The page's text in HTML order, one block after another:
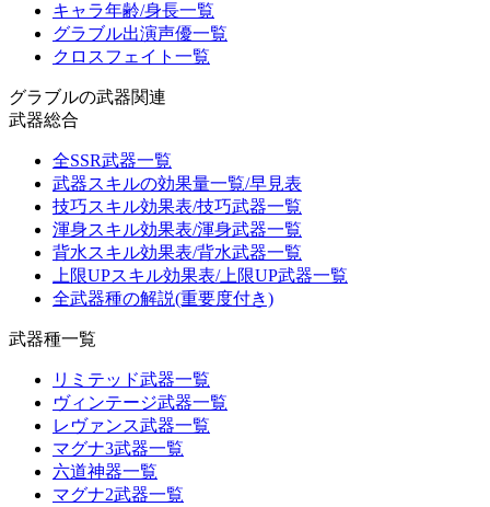
キャラ年齢/身長一覧
グラブル出演声優一覧
クロスフェイト一覧
グラブルの武器関連
武器総合
全SSR武器一覧
武器スキルの効果量一覧/早見表
技巧スキル効果表/技巧武器一覧
渾身スキル効果表/渾身武器一覧
背水スキル効果表/背水武器一覧
上限UPスキル効果表/上限UP武器一覧
全武器種の解説(重要度付き)
武器種一覧
リミテッド武器一覧
ヴィンテージ武器一覧
レヴァンス武器一覧
マグナ3武器一覧
六道神器一覧
マグナ2武器一覧